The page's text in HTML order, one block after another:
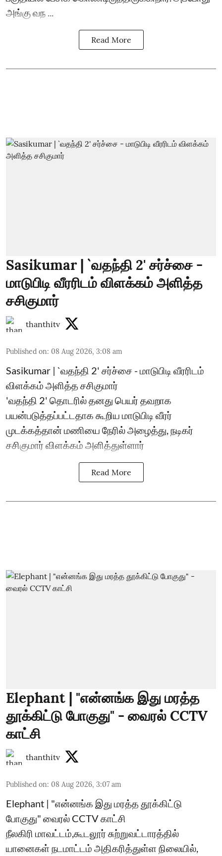
அங்கு வந ...
Read More
Sasikumar | `வதந்தி 2' சர்ச்சை -
மாடுபிடி வீரரிடம் விளக்கம் அளித்த
சசிகுமார்
thanthitv
Published on: 08 Aug 2026, 3:08 am
Sasikumar | `வதந்தி 2' சர்ச்சை - மாடுபிடி வீரரிடம்
விளக்கம் அளித்த சசிகுமார்
'வதந்தி 2' தொடரில் தனது பெயர் தவறாக
பயன்படுத்தப்பட்டதாக கூறிய மாடுபிடி வீரர்
முடக்கத்தான் மணியை நேரில் அழைத்து, நடிகர்
சசிகுமார் விளக்கம் அளித்துள்ளார்
Read More
Elephant | "என்னங்க இது மரத்த
தூக்கிட்டு போகுது" - வைரல் CCTV
காட்சி
thanthitv
Published on: 08 Aug 2026, 3:07 am
Elephant | "என்னங்க இது மரத்த தூக்கிட்டு
போகுது" வைரல் CCTV காட்சி
நீலகிரி மாவட்டம்,கூடலூர் சுற்றுவட்டாரத்தில்
யானைகள் நடமாட்டம் அதிகரித்துள்ள நிலையில்,